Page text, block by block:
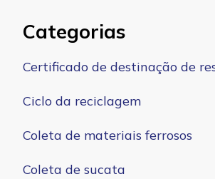
Categorias
Certificado de destinação de
Ciclo da reciclagem
Coleta de materiais ferrosos
Coleta de sucata